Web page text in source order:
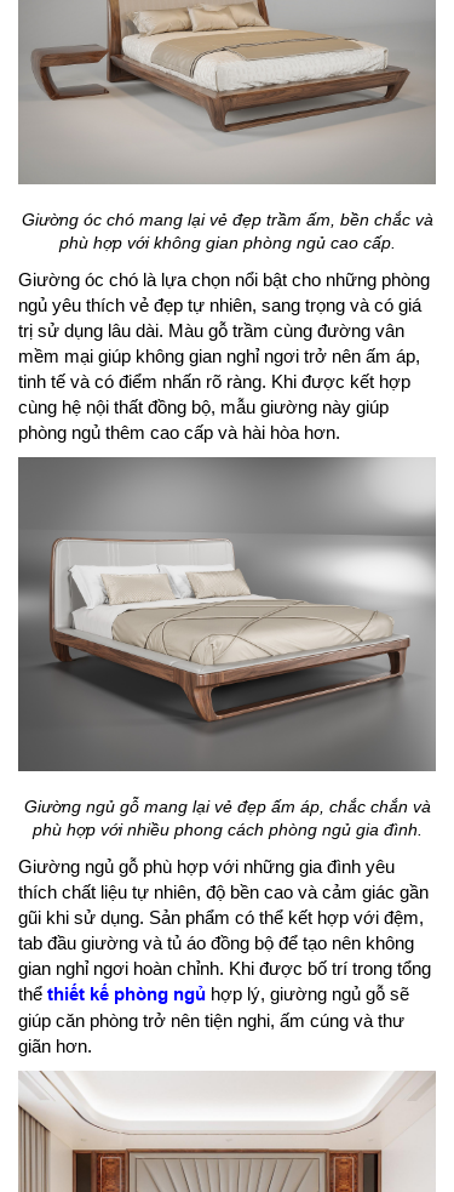
Giường óc chó mang lại vẻ đẹp trầm ấm, bền chắc và
phù hợp với không gian phòng ngủ cao cấp.
Giường óc chó là lựa chọn nổi bật cho những phòng
ngủ yêu thích vẻ đẹp tự nhiên, sang trọng và có giá
trị sử dụng lâu dài. Màu gỗ trầm cùng đường vân
mềm mại giúp không gian nghỉ ngơi trở nên ấm áp,
tinh tế và có điểm nhấn rõ ràng. Khi được kết hợp
cùng hệ nội thất đồng bộ, mẫu giường này giúp
phòng ngủ thêm cao cấp và hài hòa hơn.
Giường ngủ gỗ mang lại vẻ đẹp ấm áp, chắc chắn và
phù hợp với nhiều phong cách phòng ngủ gia đình.
Giường ngủ gỗ phù hợp với những gia đình yêu
thích chất liệu tự nhiên, độ bền cao và cảm giác gần
gũi khi sử dụng. Sản phẩm có thể kết hợp với đệm,
tab đầu giường và tủ áo đồng bộ để tạo nên không
gian nghỉ ngơi hoàn chỉnh. Khi được bố trí trong tổng
thể thiết kế phòng ngủ hợp lý, giường ngủ gỗ sẽ
giúp căn phòng trở nên tiện nghi, ấm cúng và thư
giãn hơn.